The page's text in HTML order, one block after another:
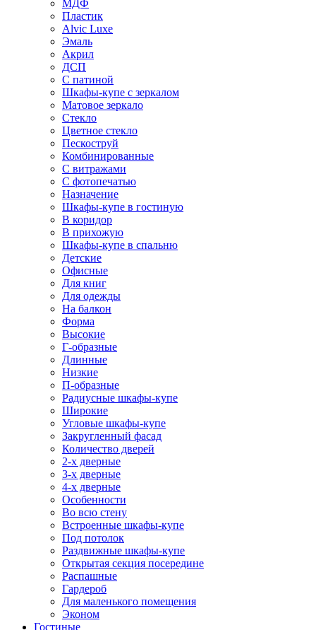
МДФ
Пластик
Alvic Luxe
Эмаль
Акрил
ДСП
С патиной
Шкафы-купе с зеркалом
Матовое зеркало
Стекло
Цветное стекло
Пескоструй
Комбинированные
С витражами
С фотопечатью
Назначение
Шкафы-купе в гостиную
В коридор
В прихожую
Шкафы-купе в спальню
Детские
Офисные
Для книг
Для одежды
На балкон
Форма
Высокие
Г-образные
Длинные
Низкие
П-образные
Радиусные шкафы-купе
Широкие
Угловые шкафы-купе
Закругленный фасад
Количество дверей
2-х дверные
3-х дверные
4-х дверные
Особенности
Во всю стену
Встроенные шкафы-купе
Под потолок
Раздвижные шкафы-купе
Открытая секция посередине
Распашные
Гардероб
Для маленького помещения
Эконом
Гостиные